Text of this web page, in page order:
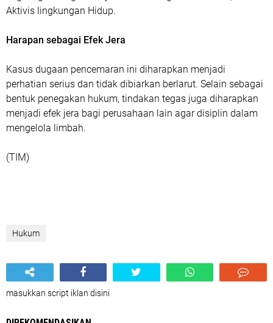
Aktivis lingkungan Hidup.
Harapan sebagai Efek Jera
Kasus dugaan pencemaran ini diharapkan menjadi
perhatian serius dan tidak dibiarkan berlarut. Selain sebagai
bentuk penegakan hukum, tindakan tegas juga diharapkan
menjadi efek jera bagi perusahaan lain agar disiplin dalam
mengelola limbah.
(TIM)
Hukum
masukkan script iklan disini